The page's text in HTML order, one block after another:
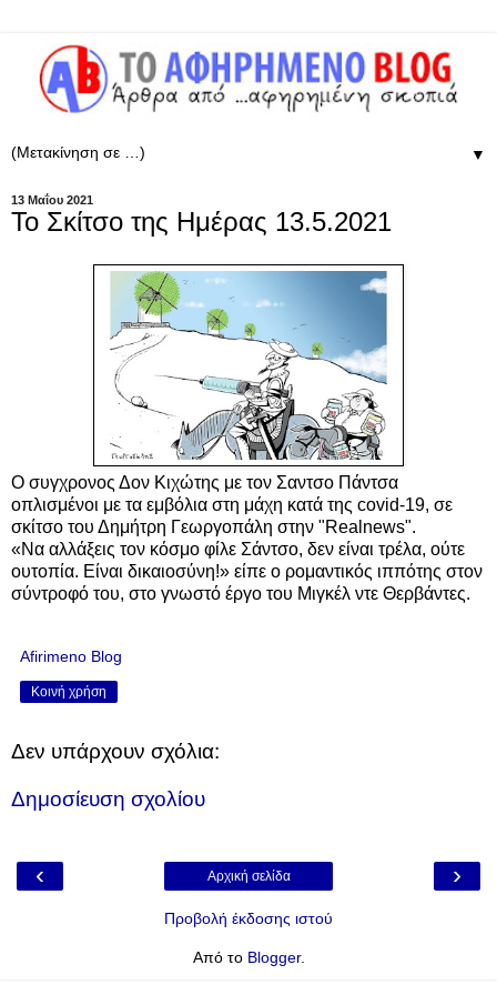
▼
13 Μαΐου 2021
Το Σκίτσο της Ημέρας 13.5.2021
Ο συγχρονος Δον Κιχώτης με τον Σαντσο Πάντσα
οπλισμένοι με τα εμβόλια στη μάχη κατά της covid-19, σε
σκίτσο του Δημήτρη Γεωργοπάλη στην "Realnews".
«Να αλλάξεις τον κόσμο φίλε Σάντσο, δεν είναι τρέλα, ούτε
ουτοπία. Είναι δικαιοσύνη!» είπε ο ρομαντικός ιππότης στον
σύντροφό του, στο γνωστό έργο του Μιγκέλ ντε Θερβάντες.
Afirimeno Blog
Κοινή χρήση
Δεν υπάρχουν σχόλια:
Δημοσίευση σχολίου
‹ ›
Αρχική σελίδα
Προβολή έκδοσης ιστού
Από το Blogger.